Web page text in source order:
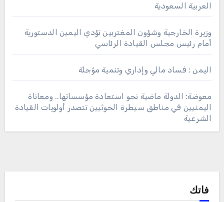
العربية السعودية
وزيرة الخارجية وشؤون المغتربين تؤدي اليمين الدستورية
أمام رئيس مجلس القيادة الرئاسي
اليمن : فساد مالي وإداري وتنمية مؤجلة
معوضة: الدولة ماضية نحو استعادة مؤسساتها.. ومعاناة
اليمنيين في مناطق سيطرة الحوثيين تتصدر أولويات القيادة
الشرعية
فاتك